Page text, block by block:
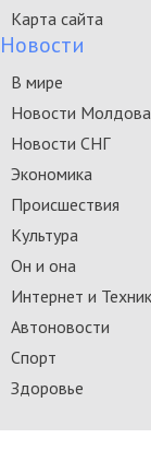
Карта сайта
Новости
В мире
Новости Молдова
Новости СНГ
Экономика
Происшествия
Культура
Он и она
Интернет и
Автоновости
Спорт
Здоровье